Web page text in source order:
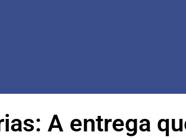
A entrega